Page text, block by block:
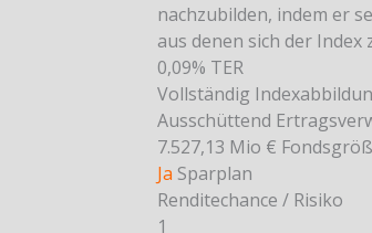
nachzubilden, indem er
aus denen sich der Index
0,09% TER
Vollständig
Ausschüttend
7.527,13 Mio €
Ja Sparplan
Renditechance / Risiko
1